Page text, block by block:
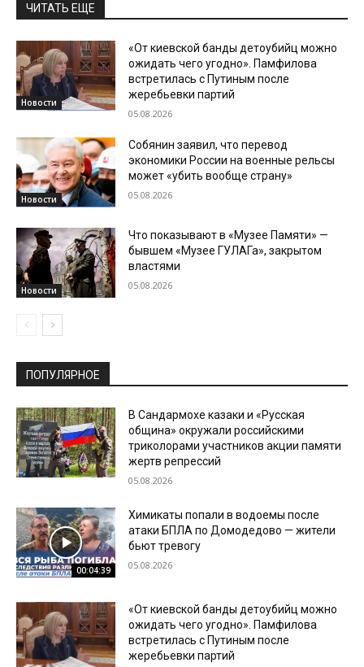
ЧИТАТЬ ЕЩЕ
Новости
«От киевской банды детоубийц можно
ожидать чего угодно». Памфилова
встретилась с Путиным после
жеребьевки партий
05.08.2026
Новости
Собянин заявил, что перевод
экономики России на военные рельсы
может «убить вообще страну»
05.08.2026
Новости
Что показывают в «Музее Памяти» —
бывшем «Музее ГУЛАГа», закрытом
властями
05.08.2026
ПОПУЛЯРНОЕ
В Сандармохе казаки и «Русская
община» окружали российскими
триколорами участников акции памяти
жертв репрессий
05.08.2026
00:04:39
Химикаты попали в водоемы после
атаки БПЛА по Домодедово — жители
бьют тревогу
05.08.2026
«От киевской банды детоубийц можно
ожидать чего угодно». Памфилова
встретилась с Путиным после
жеребьевки партий